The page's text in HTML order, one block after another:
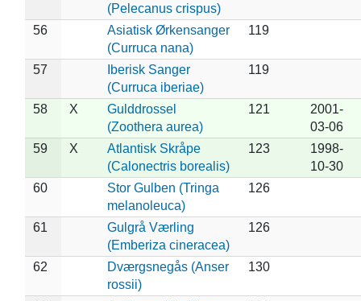
(Pelecanus crispus)
56
Asiatisk Ørkensanger
(Curruca nana)
119
57
Iberisk Sanger
(Curruca iberiae)
119
58 X
Gulddrossel
(Zoothera aurea)
121
2001-
03-06
59
X
Atlantisk Skråpe
(Calonectris borealis)
123
1998-
10-30
60
Stor Gulben (Tringa
melanoleuca)
126
61
Gulgrå Værling
(Emberiza cineracea)
126
62
Dværgsnegås (Anser
rossii)
130